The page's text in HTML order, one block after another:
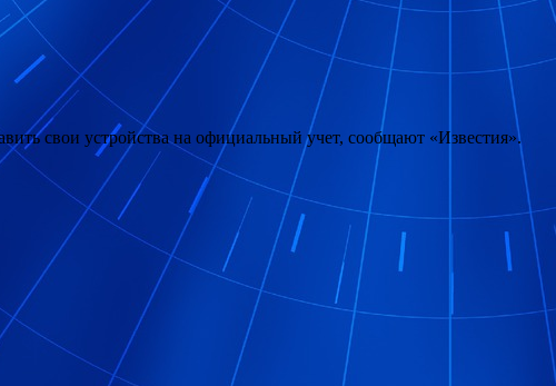
свои устройства на официальный учет, сообщают «Известия».